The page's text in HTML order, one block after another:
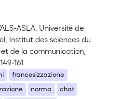
ASLA, Université de
Institut des sciences du
de la communication,
161
francesizzazione
norma
chat